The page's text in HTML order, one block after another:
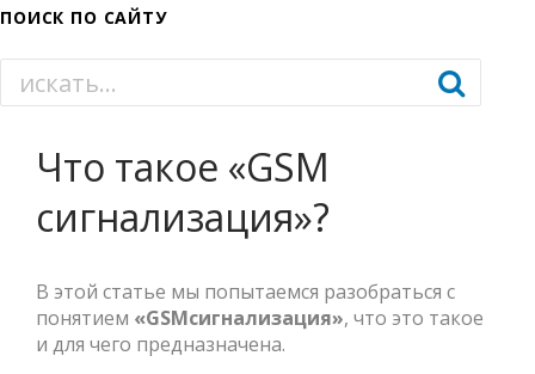
ПОИСК ПО САЙТУ
Что такое «GSM
сигнализация»?
В этой статье мы попытаемся разобраться с
понятием «GSMсигнализация», что это такое
и для чего предназначена.